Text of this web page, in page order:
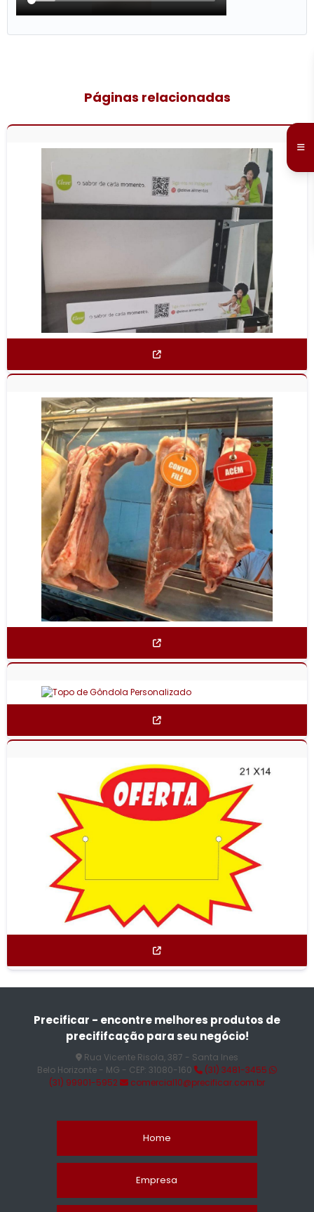
Páginas relacionadas
Precificar - encontre melhores produtos de
precififcação para seu negócio!
Rua Vicente Risola, 387 - Santa Ines
Belo Horizonte - MG - CEP: 31080-160
(31) 3481-3455
(31) 99901-5952
comercial10@precificar.com.br
Home
Empresa